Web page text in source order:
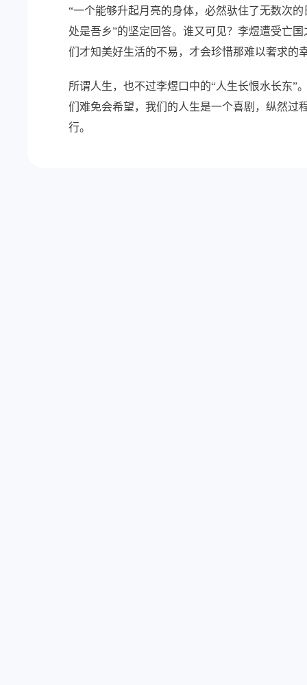
“一个能够升起月亮的身体，必然驮住了无数次
处是吾乡”的坚定回答。谁又可见？李煜遭受亡
们才知美好生活的不易，才会珍惜那难以奢求的
所谓人生，也不过李煜口中的“人生长恨水长东
们难免会希望，我们的人生是一个喜剧，纵然过
行。